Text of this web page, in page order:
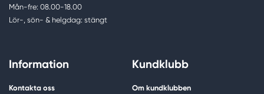
Mån-fre: 08.00-18.00
Lör-, sön- & helgdag: stängt
Information
Kontakta oss
Kundklubb
Om kundklubben